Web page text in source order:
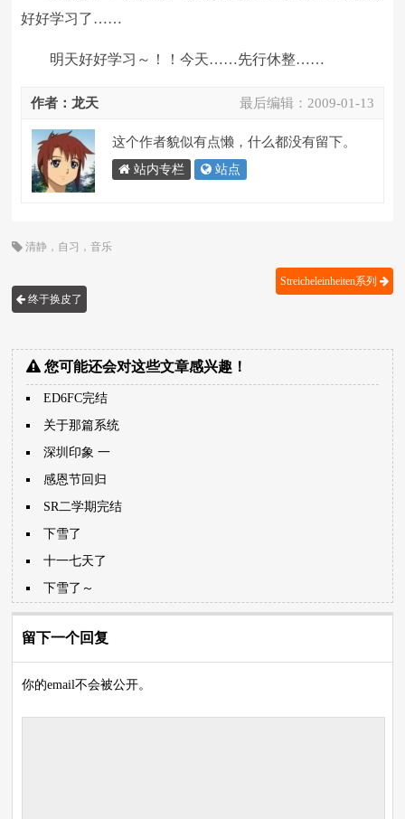
好好学习了……
明天好好学习～！！今天……先行休整……
最后编辑： 2009-01-13
作者：龙天
这个作者貌似有点懒，什么都没有留下。
站内专栏 站点
清静 ， 自习 ，音乐
终于换皮了
Streicheleinheiten系列
您可能还会对这些文章感兴趣！
ED6FC完结
关于那篇系统
深圳印象 一
感恩节回归
SR二学期完结
下雪了
十一七天了
下雪了～
留下一个回复
你的email不会被公开。